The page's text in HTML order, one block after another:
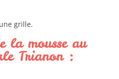
grille.
la mousse au
Trianon :